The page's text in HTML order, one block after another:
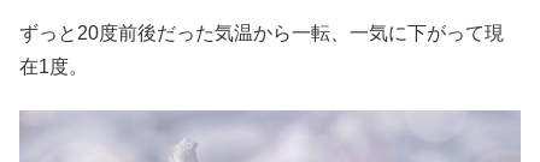
ずっと20度前後だった気温から一転、一気に下がって現
在1度。